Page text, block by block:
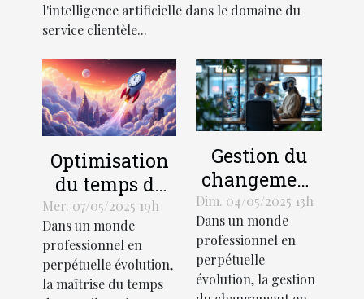
l'intelligence artificielle dans le domaine du
service clientèle...
Optimisation
du temps de
travail
découvrez des
méthodologies
innovantes
Mer. 07/05/2025 19h
Dans un monde
professionnel en
perpétuelle évolution,
la maîtrise du temps
Gestion du
changement
en milieu de
travail
techniques
pour une
Dim. 04/05/2025 13h
Dans un monde
professionnel en
perpétuelle
évolution, la gestion